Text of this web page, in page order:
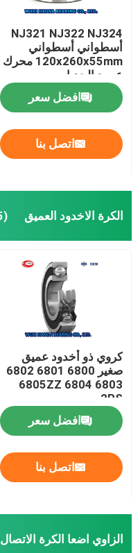
NJ321 NJ322 NJ324
أسطواني أسطواني
120x260x55mm محرك
عمود الحدبات
افضل سعر
اتصل بنا
الكرة الاخدود العميق (25)
كروي ذو أخدود عميق
صغير 6800 6801 6802
6803 6804 6805ZZ
2RS
افضل سعر
اتصل بنا
الزاوي اضعا الكرة الاتصال